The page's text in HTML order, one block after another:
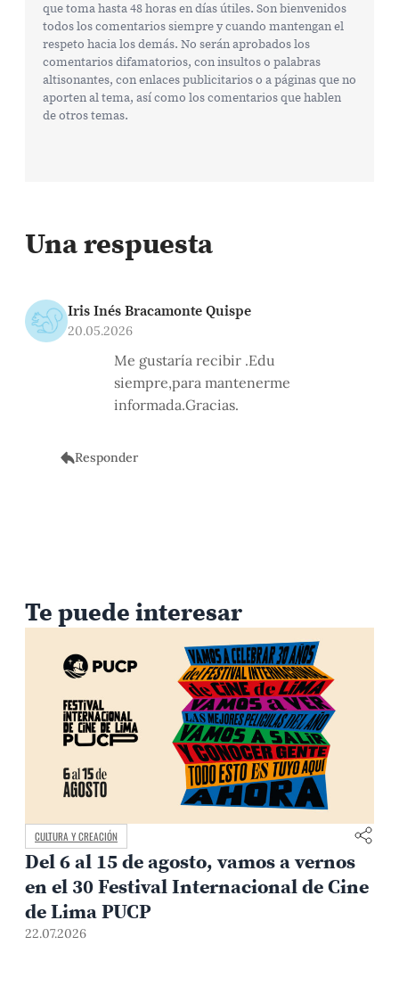
que toma hasta 48 horas en días útiles. Son bienvenidos
todos los comentarios siempre y cuando mantengan el
respeto hacia los demás. No serán aprobados los
comentarios difamatorios, con insultos o palabras
altisonantes, con enlaces publicitarios o a páginas que no
aporten al tema, así como los comentarios que hablen
de otros temas.
Una respuesta
Iris Inés Bracamonte Quispe
20.05.2026
Me gustaría recibir .Edu
siempre,para mantenerme
informada.Gracias.
Responder
Te puede interesar
CULTURA Y CREACIÓN
Del 6 al 15 de agosto, vamos a vernos
en el 30 Festival Internacional de Cine
de Lima PUCP
22.07.2026